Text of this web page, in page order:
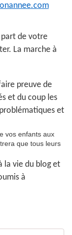
part de votre
La marche à
preuve de
et du coup les
et
vos enfants aux
que tous leurs
la vie du blog et
à